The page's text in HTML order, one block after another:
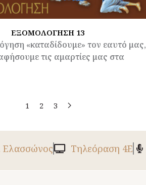
ΕΞΟΜΟΛΟΓΗΣΗ 13
«καταδίδουμε» τον εαυτό μας,
τις αμαρτίες μας στα
1 2 3
Ελασσώνος Tηλεόραση 4Ε